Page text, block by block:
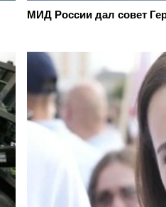
МИД России дал совет